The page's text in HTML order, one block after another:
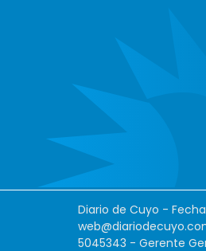
Diario de Cuyo -
5045343 - Gerente